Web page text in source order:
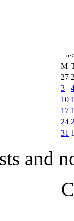
«<
M
27
3
10
17
24
31
and